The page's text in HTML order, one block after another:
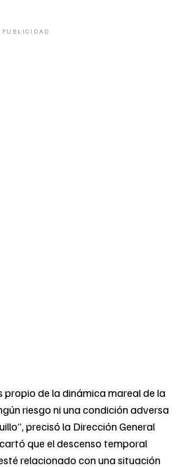
PUBLICIDAD
de la dinámica mareal de la
riesgo ni una condición adversa
precisó la Dirección General
que el descenso temporal
relacionado con una situación